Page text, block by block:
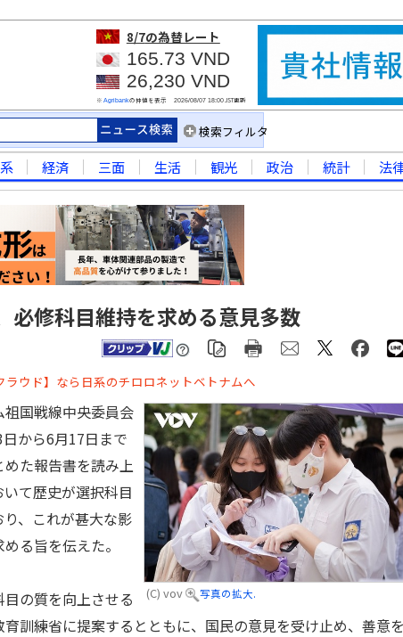
8/7の為替レート
165.73 VND
26,230 VND
※ Agribankの仲値を表示 2026/08/07 18:00JST更新
検索フィルタ
経済 三面 生活 観光 政治 統計 法
必修科目維持を求める意見多数
ラウド】なら日系のチロロネットベトナムへ
(C) vov 写真の拡大.
国戦線中央委員会
から6月17日まで
た報告書を読み上
て歴史が選択科目
、これが甚大な影
る旨を伝えた。
の質を向上させる
訓練省に提案するとともに、国民の意見を受け止め、善意